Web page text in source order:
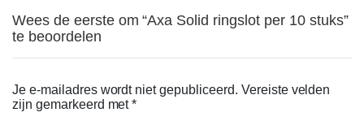
Wees de eerste om “Axa Solid ringslot per 10 stuks”
te beoordelen
Je e-mailadres wordt niet gepubliceerd. Vereiste velden
zijn gemarkeerd met*